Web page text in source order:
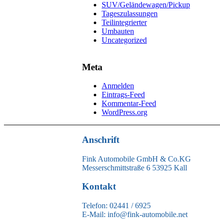
SUV/Geländewagen/Pickup
Tageszulassungen
Teilintegrierter
Umbauten
Uncategorized
Meta
Anmelden
Eintrags-Feed
Kommentar-Feed
WordPress.org
Anschrift
Fink Automobile GmbH & Co.KG
Messerschmittstraße 6 53925 Kall
Kontakt
Telefon: 02441 / 6925
E-Mail: info@fink-automobile.net